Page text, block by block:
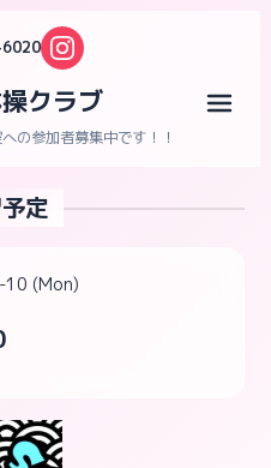
クラブ
の参加者募集中です！！
定
(Mon)